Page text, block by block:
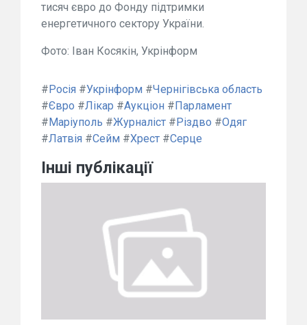
тисяч євро до Фонду підтримки
енергетичного сектору України.
Фото: Іван Косякін, Укрінформ
# Росія #Укрінформ #Чернігівська область
#Євро #Лікар #Аукціон # Парламент
# Маріуполь #Журналіст # Різдво #Одяг
#Латвія #Сейм #Хрест #Серце
Інші публікації